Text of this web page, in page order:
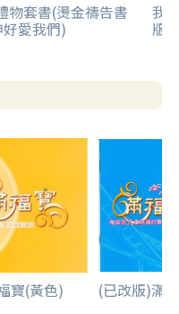
物套書(燙金禱告書
愛我們)
我
版
寶(黃色) (已改版)滿